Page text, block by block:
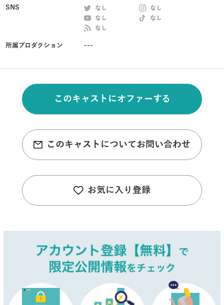
SNS なし
なし
なし
なし
なし
所属プロダクション ---
このキャストにオファーする
このキャストについてお問い合わせ
お気に入り登録